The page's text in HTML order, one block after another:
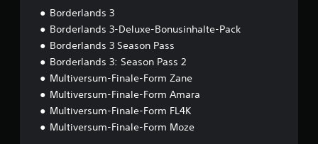
Borderlands 3
Borderlands 3-Deluxe-Bonusinhalte-Pack
Borderlands 3 Season Pass
Borderlands 3: Season Pass 2
Multiversum-Finale-Form Zane
Multiversum-Finale-Form Amara
Multiversum-Finale-Form FL4K
Multiversum-Finale-Form Moze